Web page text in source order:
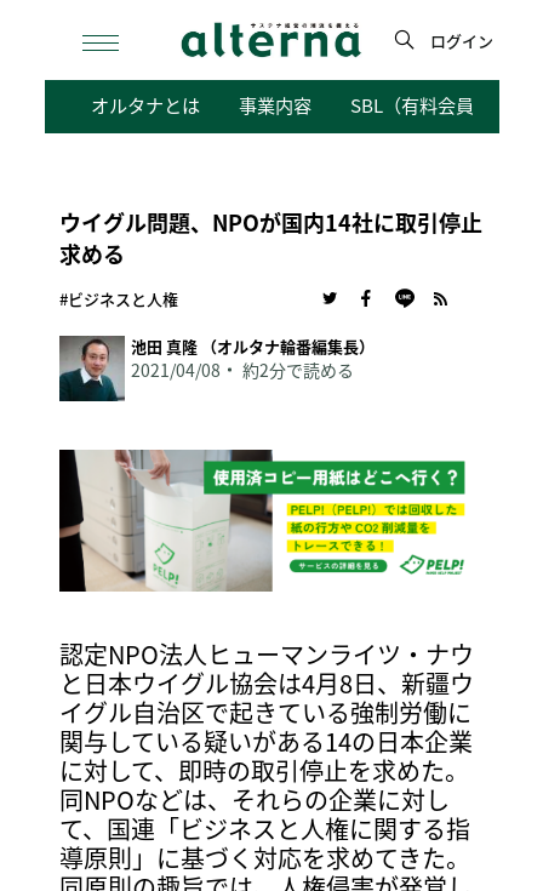
検
ログイン
オルタナとは 事業内容 SBL（有料会員向けサ
ウイグル問題、NPOが国内14社に取引停止
求める
#ビジネスと人権
池田 真隆 （オルタナ輪番編集長）
2021/04/08 約2分で読める
認定NPO法人ヒューマンライツ・ナウ
と日本ウイグル協会は4月8日、新疆ウ
イグル自治区で起きている強制労働に
関与している疑いがある14の日本企業
に対して、即時の取引停止を求めた。
同NPOなどは、それらの企業に対し
て、国連「ビジネスと人権に関する指
導原則」に基づく対応を求めてきた。